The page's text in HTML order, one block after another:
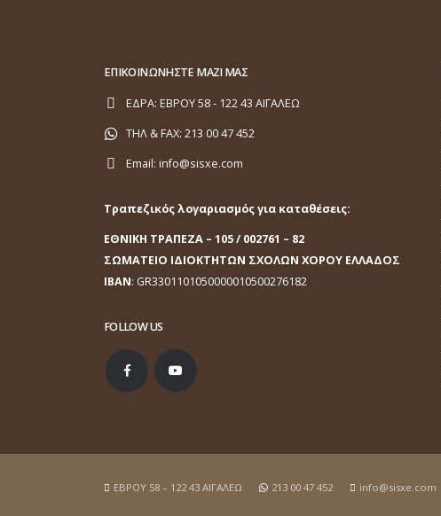
ΕΠΙΚΟΙΝΩΝΗΣΤΕ ΜΑΖΙ ΜΑΣ
ΕΔΡΑ: ΕΒΡΟΥ 58 - 122 43 ΑΙΓΑΛΕΩ
ΤΗΛ & FAX: 213 00 47 452
Email: info@sisxe.com
Τραπεζικός λογαριασμός για καταθέσεις:
ΕΘΝΙΚΗ ΤΡΑΠΕΖΑ – 105 / 002761 – 82
ΣΩΜΑΤΕΙΟ ΙΔΙΟΚΤΗΤΩΝ ΣΧΟΛΩΝ ΧΟΡΟΥ ΕΛΛΑΔΟΣ
ΙΒΑΝ: GR3301101050000010500276182
FOLLOW US
ΕΒΡΟΥ 58 – 122 43 ΑΙΓΑΛΕΩ 213 00 47 452 info@sisxe.com